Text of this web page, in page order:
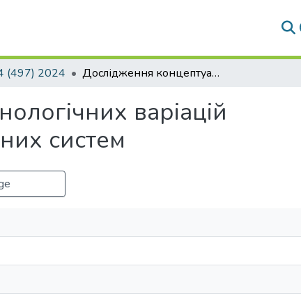
(497) 2024 Дослідження концептуальних та технологічних варіацій конструкцій плавучих фотоелектричних систем
варіацій
систем